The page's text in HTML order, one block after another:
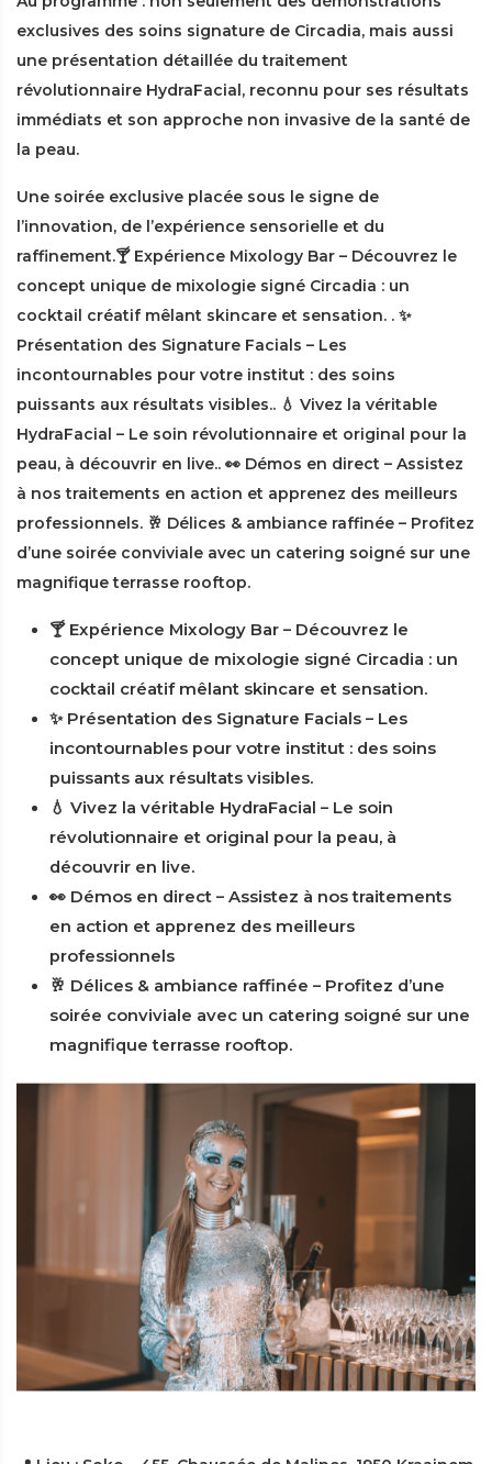
exclusives des soins signature de Circadia, mais aussi
une présentation détaillée du traitement
révolutionnaire HydraFacial, reconnu pour ses résultats
immédiats et son approche non invasive de la santé de
la peau.
Une soirée exclusive placée sous le signe de
l’innovation, de l’expérience sensorielle et du
raffinement.🍸 Expérience Mixology Bar – Découvrez le
concept unique de mixologie signé Circadia : un
cocktail créatif mêlant skincare et sensation. . ✨
Présentation des Signature Facials – Les
incontournables pour votre institut : des soins
puissants aux résultats visibles.. 💧 Vivez la véritable
HydraFacial – Le soin révolutionnaire et original pour la
peau, à découvrir en live.. 👀 Démos en direct – Assistez
à nos traitements en action et apprenez des meilleurs
professionnels. 🥂 Délices & ambiance raffinée – Profitez
d’une soirée conviviale avec un catering soigné sur une
magnifique terrasse rooftop.
🍸 Expérience Mixology Bar – Découvrez le
concept unique de mixologie signé Circadia : un
cocktail créatif mêlant skincare et sensation.
✨ Présentation des Signature Facials – Les
incontournables pour votre institut : des soins
puissants aux résultats visibles.
💧 Vivez la véritable HydraFacial – Le soin
révolutionnaire et original pour la peau, à
découvrir en live.
👀 Démos en direct – Assistez à nos traitements
en action et apprenez des meilleurs
professionnels
🥂 Délices & ambiance raffinée – Profitez d’une
soirée conviviale avec un catering soigné sur une
magnifique terrasse rooftop.